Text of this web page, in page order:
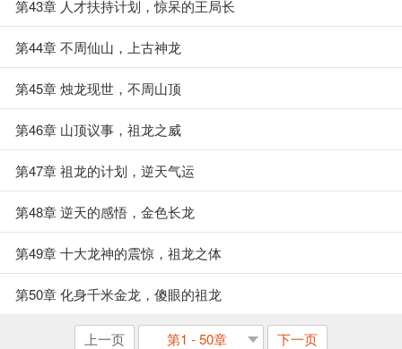
第43章 人才扶持计划，惊呆的王局长
第44章 不周仙山，上古神龙
第45章 烛龙现世，不周山顶
第46章 山顶议事，祖龙之威
第47章 祖龙的计划，逆天气运
第48章 逆天的感悟，金色长龙
第49章 十大龙神的震惊，祖龙之体
第50章 化身千米金龙，傻眼的祖龙
上一页 第1 - 50章 下一页